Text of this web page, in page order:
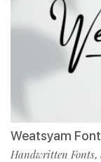
Weatsyam Font
Handwritten Fonts,